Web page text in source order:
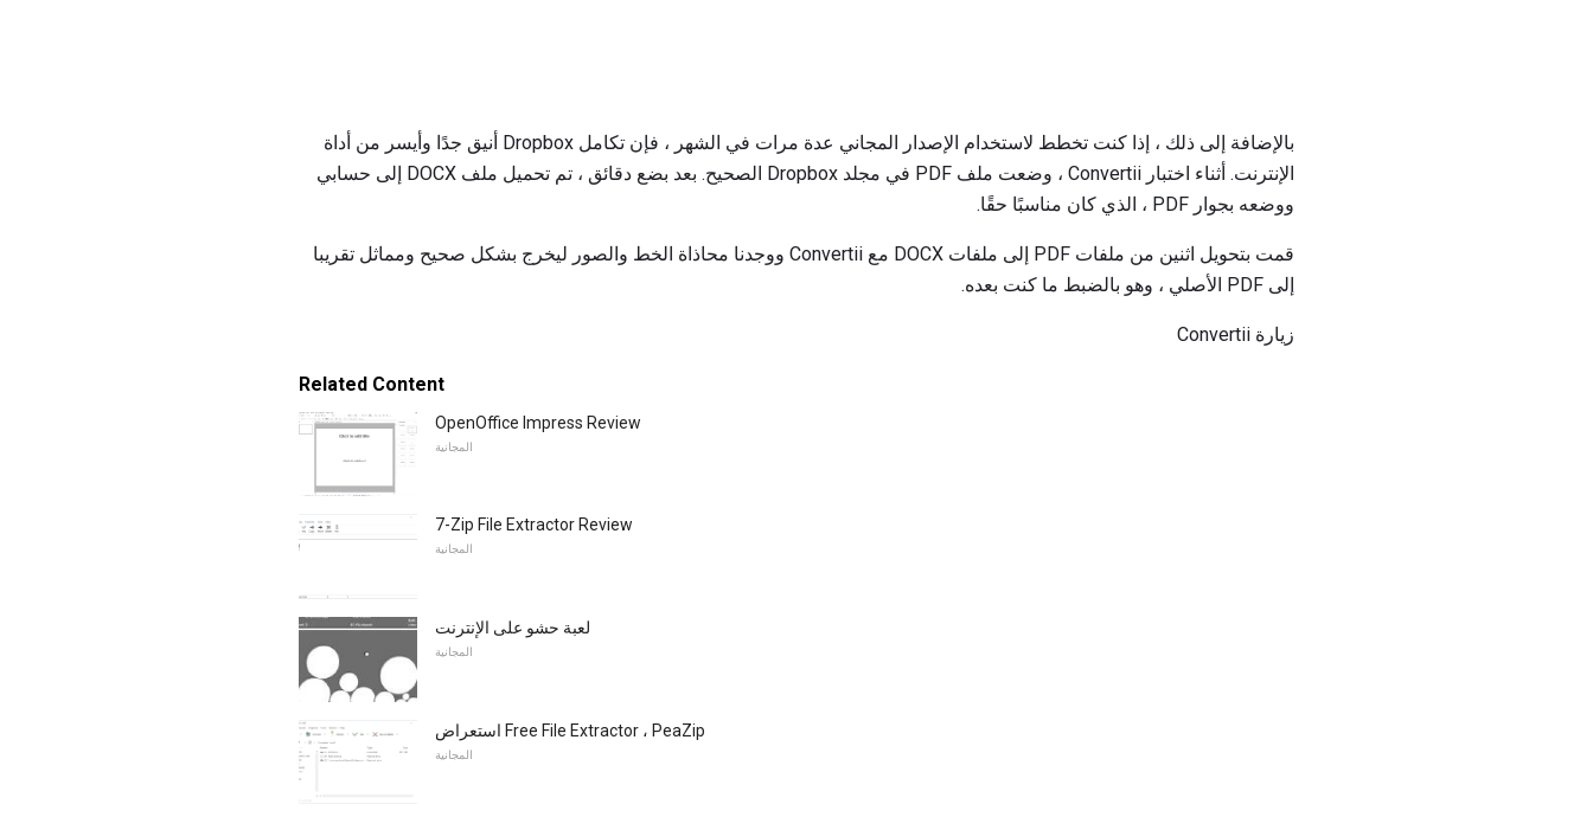
بالإضافة إلى ذلك ، إذا كنت تخطط لاستخدام الإصدار المجاني عدة مرات في الشهر ، فإن تكامل Dropbox أنيق جدًا وأيسر من أداة
الإنترنت. أثناء اختبار Convertii ، وضعت ملف PDF في مجلد Dropbox الصحيح. بعد بضع دقائق ، تم تحميل ملف DOCX إلى حسابي
ووضعه بجوار PDF ، الذي كان مناسبًا حقًا.
قمت بتحويل اثنين من ملفات PDF إلى ملفات DOCX مع Convertii ووجدنا محاذاة الخط والصور ليخرج بشكل صحيح ومماثل تقريبا
إلى PDF الأصلي ، وهو بالضبط ما كنت بعده.
زيارة Convertii
Related Content
OpenOffice Impress Review
المجانية
7-Zip File Extractor Review
المجانية
لعبة حشو على الإنترنت
المجانية
استعراض Free File Extractor ، PeaZip
المجانية